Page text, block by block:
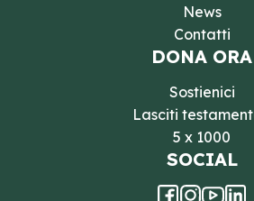
News
Contatti
DONA ORA
Sostienici
Lasciti
5 x 1000
SOCIAL